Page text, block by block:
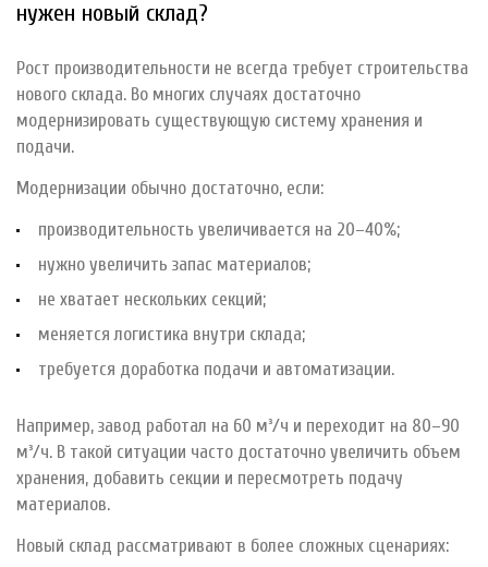
нужен новый склад?
Рост производительности не всегда требует строительства
нового склада. Во многих случаях достаточно
модернизировать существующую систему хранения и
подачи.
Модернизации обычно достаточно, если:
производительность увеличивается на 20–40%;
нужно увеличить запас материалов;
не хватает нескольких секций;
меняется логистика внутри склада;
требуется доработка подачи и автоматизации.
Например, завод работал на 60 м³/ч и переходит на 80–90
м³/ч. В такой ситуации часто достаточно увеличить объем
хранения, добавить секции и пересмотреть подачу
материалов.
Новый склад рассматривают в более сложных сценариях: